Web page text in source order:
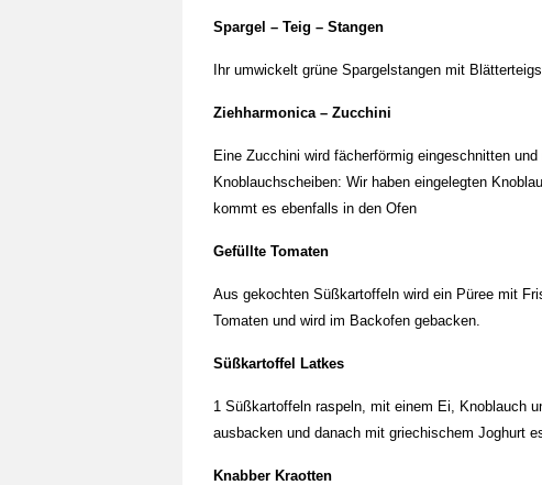
Spargel – Teig – Stangen
Ihr umwickelt grüne Spargelstangen mit
Ziehharmonica – Zucchini
Eine Zucchini wird fächerförmig eingeschnitten
Knoblauchscheiben: Wir haben eingelegten
kommt es ebenfalls in den Ofen
Gefüllte Tomaten
Aus gekochten Süßkartoffeln wird ein Püree mit
Tomaten und wird im Backofen gebacken.
Süßkartoffel Latkes
1 Süßkartoffeln raspeln, mit einem Ei, Knoblauch
ausbacken und danach mit griechischem Joghurt
Knabber Kraotten